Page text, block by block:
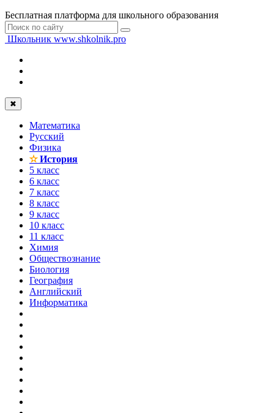
Бесплатная платформа для школьного образования
Школьник www.shkolnik.pro
✖
Математика
Русский
Физика
✫История
5 класс
6 класс
7 класс
8 класс
9 класс
10 класс
11 класс
Химия
Обществознание
Биология
География
Английский
Информатика